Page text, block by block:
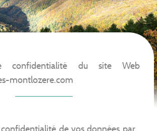
confidentialité du site Web
montlozere.com